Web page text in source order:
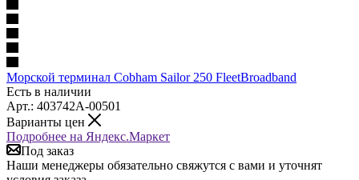
Морской терминал Cobham Sailor 250 FleetBroadband
Есть в наличии
Арт.: 403742A-00501
Варианты цен
Подробнее на Яндекс.Маркет
Под заказ
Наши менеджеры обязательно свяжутся с вами и уточнят